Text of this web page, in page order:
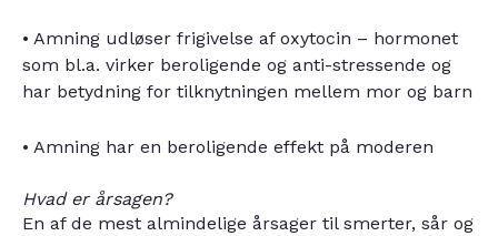
• Amning udløser frigivelse af oxytocin – hormonet
som bl.a. virker beroligende og anti-stressende og
har betydning for tilknytningen mellem mor og barn
• Amning har en beroligende effekt på moderen
Hvad er årsagen?
En af de mest almindelige årsager til smerter, sår og